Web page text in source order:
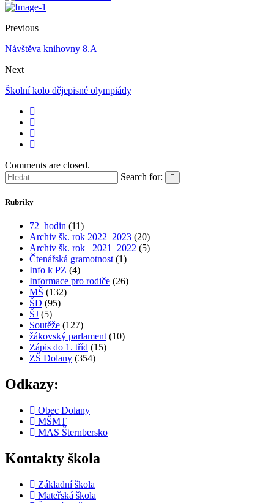
Previous
Návštěva knihovny 8.A
Next
Školní kolo dějepisné olympiády
Comments are closed.
Search for:
Rubriky
72_hodin (11)
Archiv šk. rok 2022_2023 (20)
Archiv šk. rok_ 2021_2022 (5)
Čtenářská gramotnost (1)
Info k PZ (4)
Informace pro rodiče (26)
MŠ (132)
ŠD (95)
ŠJ (5)
Soutěže (127)
žákovský parlament (10)
Zápis do 1. tříd (15)
ZŠ Dolany (354)
Odkazy:
Obec Dolany
MŠMT
MAS Šternbersko
Kontakty škola
Základní škola
Mateřská škola